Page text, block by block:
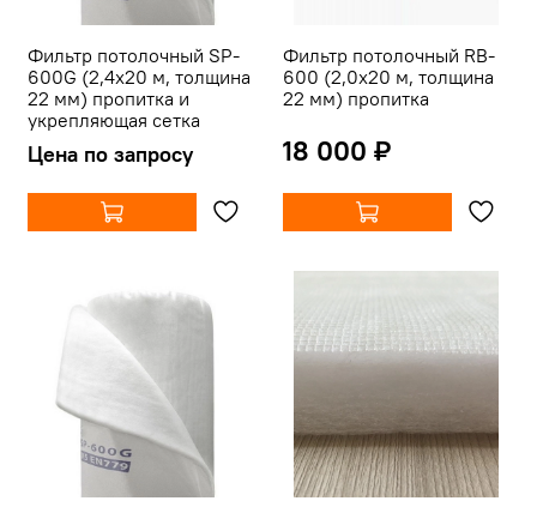
Фильтр потолочный SP-
600G (2,4х20 м, толщина
22 мм) пропитка и
укрепляющая сетка
Цена по запросу
Фильтр потолочный RB-
600 (2,0х20 м, толщина
22 мм) пропитка
18 000 ₽